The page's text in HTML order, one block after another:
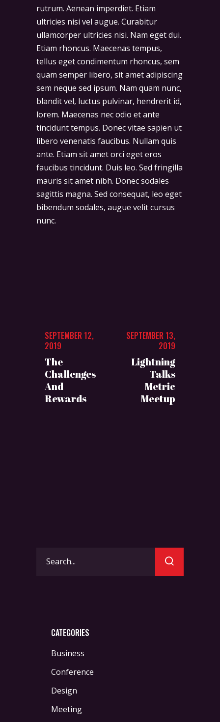
rutrum. Aenean imperdiet. Etiam
ultricies nisi vel augue. Curabitur
ullamcorper ultricies nisi. Nam eget dui.
Etiam rhoncus. Maecenas tempus,
tellus eget condimentum rhoncus, sem
quam semper libero, sit amet adipiscing
sem neque sed ipsum. Nam quam nunc,
blandit vel, luctus pulvinar, hendrerit id,
lorem. Maecenas nec odio et ante
tincidunt tempus. Donec vitae sapien ut
libero venenatis faucibus. Nullam quis
ante. Etiam sit amet orci eget eros
faucibus tincidunt. Duis leo. Sed fringilla
mauris sit amet nibh. Donec sodales
sagittis magna. Sed consequat, leo eget
bibendum sodales, augue velit cursus
nunc.
SEPTEMBER 12,
2019
The
Challenges
And
Rewards
SEPTEMBER 13,
2019
Lightning
Talks
Metric
Meetup
for:
CATEGORIES
Business
Conference
Design
Meeting